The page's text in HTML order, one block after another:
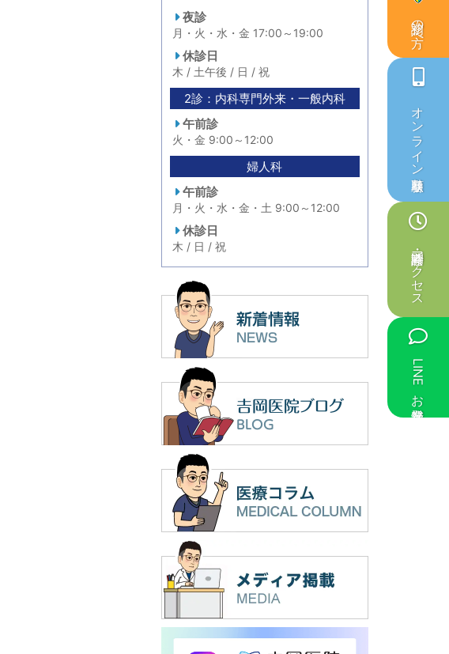
初診の方へ
オンライン順番取り
診療時間・アクセス
LINEお友達登録
夜診
月・火・水・金 17:00～19:00
休診日
木 / 土午後 / 日 / 祝
2診：内科専門外来・一般内科
午前診
火・金 9:00～12:00
婦人科
午前診
月・火・水・金・土 9:00～12:00
休診日
木 / 日 / 祝